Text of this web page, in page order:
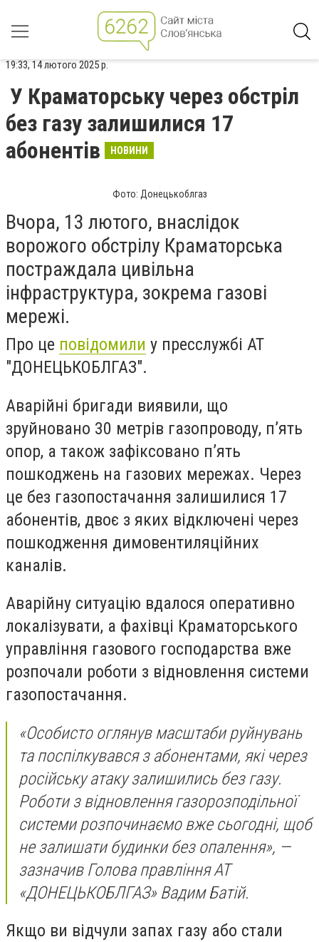
19:33, 14 лютого 2025 р.
У Краматорську через обстріл
без газу залишилися 17
абонентів
НОВИНИ
Фото: Донецькоблгаз
Вчора, 13 лютого, внаслідок
ворожого обстрілу Краматорська
постраждала цивільна
інфраструктура, зокрема газові
мережі.
Про це повідомили у пресслужбі АТ
"ДОНЕЦЬКОБЛГАЗ".
Аварійні бригади виявили, що
зруйновано 30 метрів газопроводу, п’ять
опор, а також зафіксовано п’ять
пошкоджень на газових мережах. Через
це без газопостачання залишилися 17
абонентів, двоє з яких відключені через
пошкодження димовентиляційних
каналів.
Аварійну ситуацію вдалося оперативно
локалізувати, а фахівці Краматорського
управління газового господарства вже
розпочали роботи з відновлення системи
газопостачання.
«Особисто оглянув масштаби руйнувань
та поспілкувався з абонентами, які через
російську атаку залишились без газу.
Роботи з відновлення газорозподільної
системи розпочинаємо вже сьогодні, щоб
не залишати будинки без опалення», —
зазначив Голова правління АТ
«ДОНЕЦЬКОБЛГАЗ» Вадим Батій.
Якщо ви відчули запах газу або стали